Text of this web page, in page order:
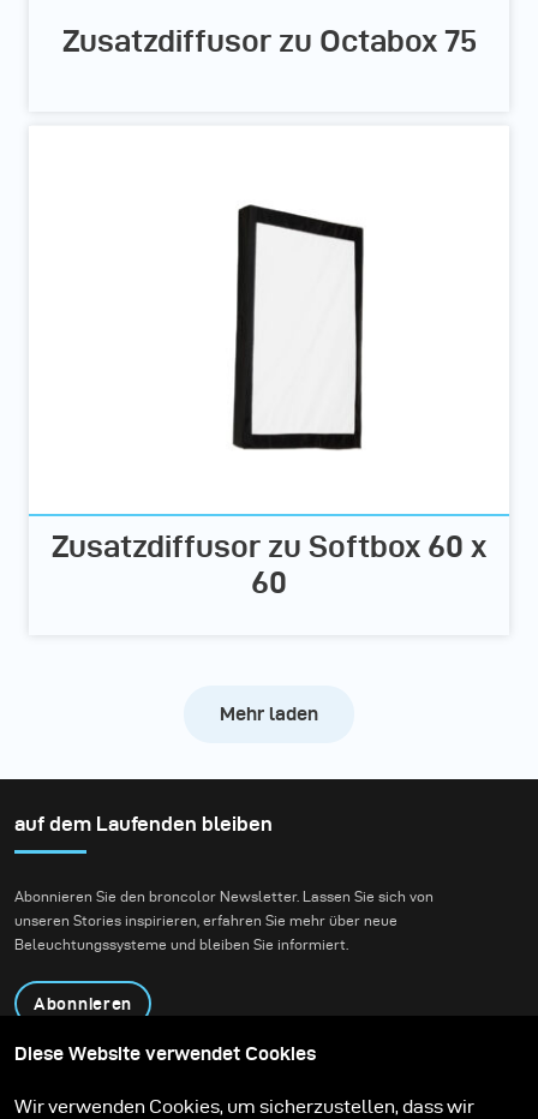
Zusatzdiffusor zu Octabox 75
Zusatzdiffusor zu Softbox 60 x
60
Mehr laden
auf dem Laufenden bleiben
Abonnieren Sie den broncolor Newsletter. Lassen Sie sich von
unseren Stories inspirieren, erfahren Sie mehr über neue
Beleuchtungssysteme und bleiben Sie informiert.
Abonnieren
Kontakt
Technologien
Diese Website verwendet Cookies
Wir verwenden Cookies, um sicherzustellen, dass wir